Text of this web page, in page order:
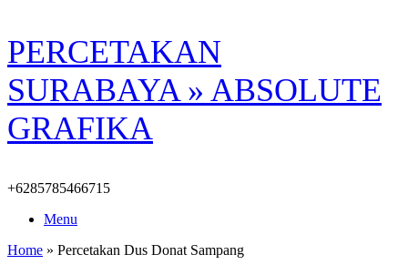
Skip
to
content
PERCETAKAN
SURABAYA » ABSOLUTE
GRAFIKA
+6285785466715
Menu
Home » Percetakan Dus Donat Sampang